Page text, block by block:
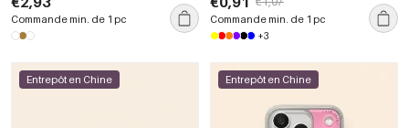
Commande min. de 1 pc Commande min. de 1 pc
+3
Entrepôt en Chine Entrepôt en Chine